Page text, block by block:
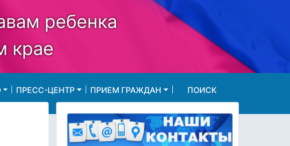
ребенка
крае
ПРЕСС-ЦЕНТР ПРИЕМ ГРАЖДАН ПОИСК